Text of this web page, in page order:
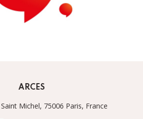
ARCES
Michel, 75006 Paris, France